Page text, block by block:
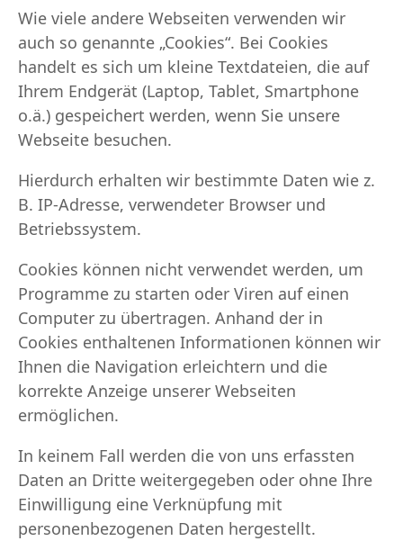
Wie viele andere Webseiten verwenden wir
auch so genannte „Cookies“. Bei Cookies
handelt es sich um kleine Textdateien, die auf
Ihrem Endgerät (Laptop, Tablet, Smartphone
o.ä.) gespeichert werden, wenn Sie unsere
Webseite besuchen.
Hierdurch erhalten wir bestimmte Daten wie z.
B. IP-Adresse, verwendeter Browser und
Betriebssystem.
Cookies können nicht verwendet werden, um
Programme zu starten oder Viren auf einen
Computer zu übertragen. Anhand der in
Cookies enthaltenen Informationen können wir
Ihnen die Navigation erleichtern und die
korrekte Anzeige unserer Webseiten
ermöglichen.
In keinem Fall werden die von uns erfassten
Daten an Dritte weitergegeben oder ohne Ihre
Einwilligung eine Verknüpfung mit
personenbezogenen Daten hergestellt.